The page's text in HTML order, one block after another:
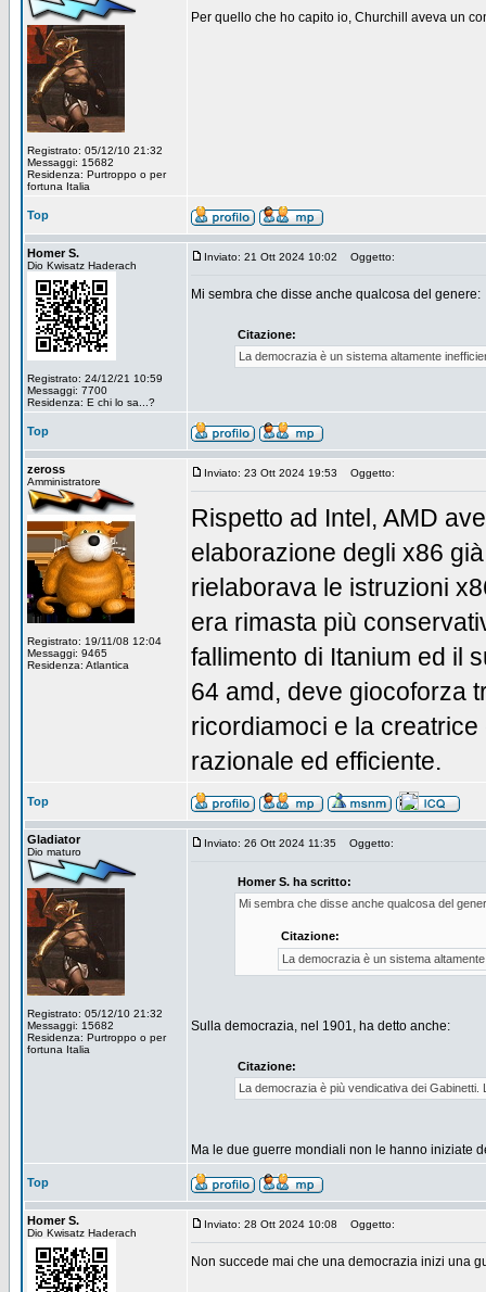
Registrato: 05/12/10 21:32
Messaggi: 15682
Residenza: Purtroppo o per
fortuna Italia
Per quello che ho capito io, Churchill aveva un
Top
Homer S.
Dio Kwisatz Haderach
Registrato: 24/12/21 10:59
Messaggi: 7700
Residenza: E chi lo sa...?
Inviato: 21 Ott 2024 10:02 Oggetto:
Mi sembra che disse anche qualcosa del genere:
Citazione:
La democrazia è un sistema altamente
Top
zeross
Amministratore
Registrato: 19/11/08 12:04
Messaggi: 9465
Residenza: Atlantica
Inviato: 23 Ott 2024 19:53 Oggetto:
Rispetto ad Intel, AMD
elaborazione degli x86
rielaborava le istruzioni
era rimasta più
fallimento di Itanium ed il
64 amd, deve giocoforza
ricordiamoci e la
razionale ed efficiente.
Top
Gladiator
Dio maturo
Registrato: 05/12/10 21:32
Messaggi: 15682
Residenza: Purtroppo o per
fortuna Italia
Inviato: 26 Ott 2024 11:35 Oggetto:
Homer S. ha scritto:
Mi sembra che disse anche qualcosa del
Citazione:
La democrazia è un sistema
Sulla democrazia, nel 1901, ha detto anche:
Citazione:
La democrazia è più vendicativa dei
Ma le due guerre mondiali non le hanno iniziate
Top
Homer S.
Dio Kwisatz Haderach
Inviato: 28 Ott 2024 10:08 Oggetto:
Non succede mai che una democrazia inizi una